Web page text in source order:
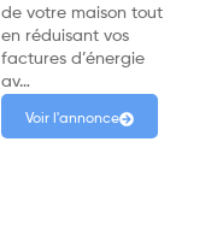
de votre maison tout
en réduisant vos
factures d’énergie
av…
Voir l'annonce